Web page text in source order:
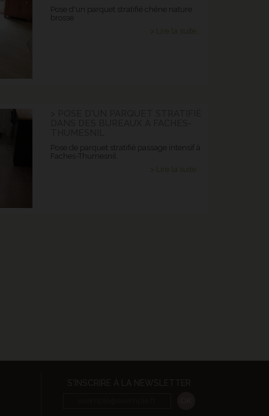
Pose d'un parquet stratifié chêne nature
brossé
> Lire la suite...
Pose de parquet stratifié passage intensif à
Faches-Thumesnil
> Lire la suite...